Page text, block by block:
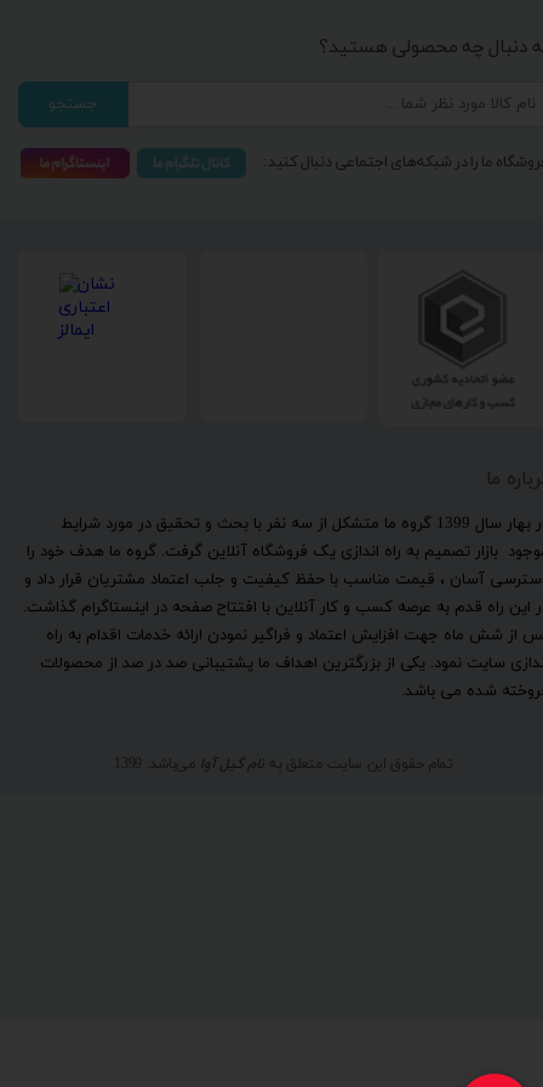
ما
​در بهار سال 1399 گروه ما متشکل از سه نفر با بحث و تحقیق در مورد شرایط
بازار تصمیم به راه اندازی یک فروشگاه آنلاین گرفت. گروه ما هدف خود را
آسان ، قیمت مناسب با حفظ کیفیت و جلب اعتماد مشتریان قرار داد و
این راه قدم به عرصه کسب و کار آنلاین با افتتاح صفحه در اینستاگرام گذاشت.
از شش ماه جهت افزایش اعتماد و فراگیر نمودن ارائه خدمات اقدام به راه
سایت نمود. یکی از بزرگترین اهداف ما پشتیبانی صد در صد از محصولات
شده می باشد.
تمام حقوق این سایت متعلق به نام گیل آوا می‌باشد. 1399
دنبال چه محصولی هستید؟
جستجو
ما را در شبکه‌های اجتماعی دنبال کنید: